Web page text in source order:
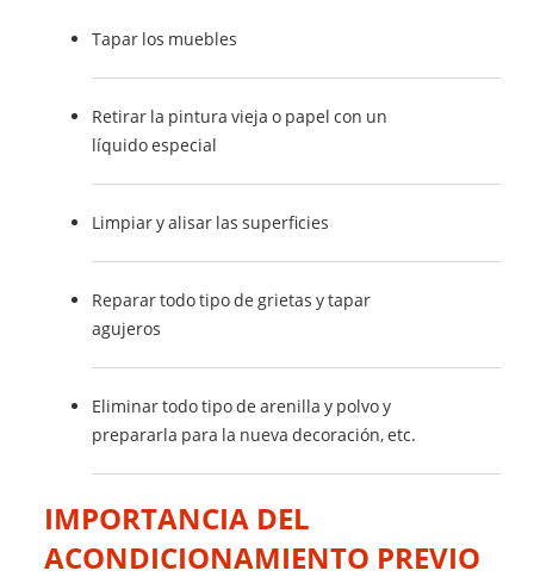
Tapar los muebles
Retirar la pintura vieja o papel con un
líquido especial
Limpiar y alisar las superficies
Reparar todo tipo de grietas y tapar
agujeros
Eliminar todo tipo de arenilla y polvo y
prepararla para la nueva decoración, etc.
IMPORTANCIA DEL
ACONDICIONAMIENTO PREVIO